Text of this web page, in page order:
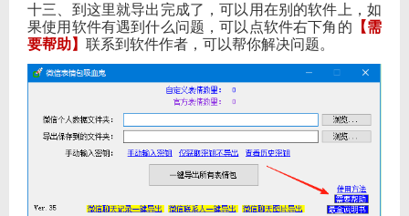
十三、到这里就导出完成了，可以用在别的软件上，如
果使用软件有遇到什么问题，可以点软件右下角的 【需
要帮助】 联系到软件作者，可以帮你解决问题。